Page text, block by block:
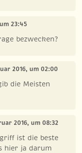
23:45
bezwecken?
2016, um 02:00
die Meisten
2016, um 08:32
ist die beste
hier ja darum